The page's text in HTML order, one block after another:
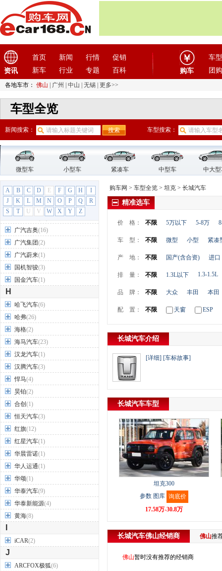
资讯
首页 新闻 行情
促销
新车
行业 专题 百科 购车
车型
团购
各地车市： 佛山 广州 中山 无锡 更多>>
车型全览
新闻搜索： 车型搜索：
微型车 小型车 紧凑车 中型车 中大
A B C D E F G H
I
J
K L M N O P Q
R
S
T U V W X Y Z
东风小康(11)
东风奕派(1)
东南(12)
F
法拉利 (10)
方程豹 (1)
飞凡汽车(1)
丰田(60)
枫叶汽车(2)
福迪(4)
福特(31)
福田汽车
GMC(4)
观致(3)
广汽传祺(19)
广汽吉奥(16)
广汽集团(2)
广汽蔚来(1)
国机智骏(3)
国金汽车(1)
H
哈飞汽车(6)
哈弗(26)
海格(2)
海马汽车(23)
汉龙汽车(1)
汉腾汽车(3)
悍马(4)
昊铂(2)
合创 (1)
恒天汽车(3)
红旗(12)
红星汽车(1)
华晨雷诺(1)
华人运通(1)
华颂(1)
华泰汽车(9)
华泰新能源(4)
黄海(8)
iCAR(2)
J
ARCFOX极狐(6)
购车网 > 车型全览 > 坦克 > 长城汽车
精准选车
价 格： 不限 5万以下 5-8万
车 型： 不限 微型 小型 紧凑
产 地： 不限 国产(含合资) 进口
排 量： 不限 1.3L以下 1.3-1.5L
品 牌： 不限 大众 丰田 本田
配 置： 不限 天窗 ESP
长城汽车介绍
[详细] [车标故事]
长城汽车车型
坦克300
参数 图库 询底价
17.58万-30.8万
长城汽车佛山经销商 佛山推
佛山暂时没有推荐的经销商